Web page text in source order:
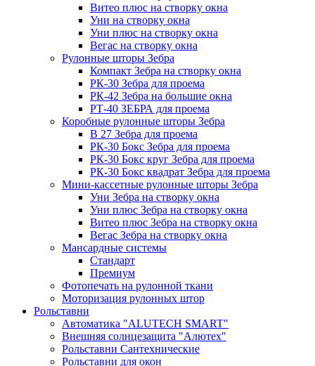
Витео плюс на створку окна
Уни на створку окна
Уни плюс на створку окна
Вегас на створку окна
Рулонные шторы Зебра
Компакт Зебра на створку окна
РК-30 Зебра для проема
РК-42 Зебра на большие окна
РТ-40 ЗЕБРА для проема
Коробные рулонные шторы Зебра
B 27 Зебра для проема
РК-30 Бокс Зебра для проема
РК-30 Бокс круг Зебра для проема
РК-30 Бокс квадрат Зебра для проема
Мини-кассетные рулонные шторы Зебра
Уни Зебра на створку окна
Уни плюс Зебра на створку окна
Витео плюс Зебра на створку окна
Вегас Зебра на створку окна
Мансардные системы
Стандарт
Премиум
Фотопечать на рулонной ткани
Моторизация рулонных штор
Рольставни
Автоматика "ALUTECH SMART"
Внешняя солнцезащита "Алютех"
Рольставни Сантехнические
Рольставни для окон